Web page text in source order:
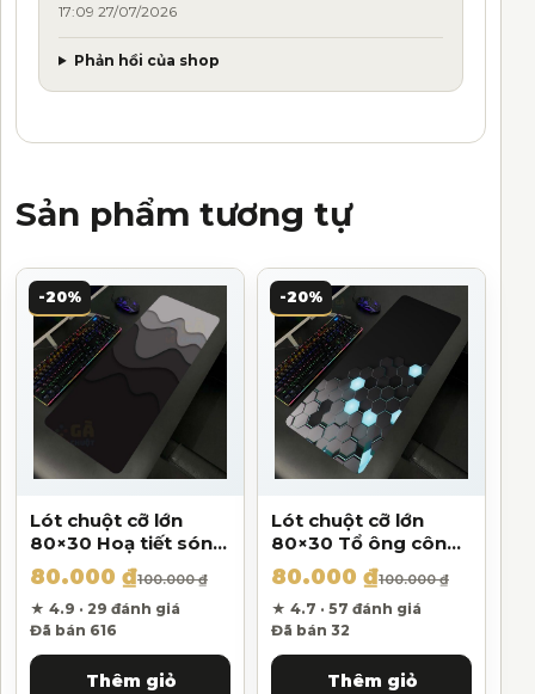
17:09 27/07/2026
Phản hồi của shop
Sản phẩm tương tự
-20%
Lót chuột cỡ lớn
80×30 Hoạ tiết sóng
biển màu tối V1 Dày
3mm
100.000₫
Giá gốc là: 100.000 ₫.
80.000 ₫
Giá hiện tại là: 80.000 ₫.
★ 4.9 · 29 đánh giá
Đã bán 616
Thêm giỏ
-20%
Lót chuột cỡ lớn
80×30 Tổ ông công
nghệ Màu Đen và
Xanh Dương Dày
3mm
100.000₫
Giá gốc là: 100.000 ₫.
80.000 ₫
Giá hiện tại là: 80.000 ₫.
★ 4.7 · 57 đánh giá
Đã bán 32
Thêm giỏ